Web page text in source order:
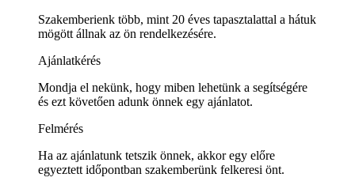
Szakemberienk több, mint 20 éves tapasztalattal a hátuk
mögött állnak az ön rendelkezésére.
Ajánlatkérés
Mondja el nekünk, hogy miben lehetünk a segítségére
és ezt követően adunk önnek egy ajánlatot.
Felmérés
Ha az ajánlatunk tetszik önnek, akkor egy előre
egyeztett időpontban szakemberünk felkeresi önt.